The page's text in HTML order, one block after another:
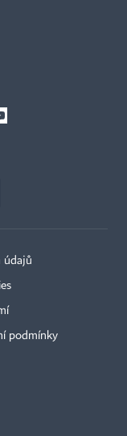
údajů
podmínky